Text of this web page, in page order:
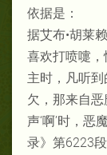
依据是：
据艾布•胡莱
喜欢打喷嚏
主时，凡听
欠，那来自
声‘啊’时，恶
录》第6223段